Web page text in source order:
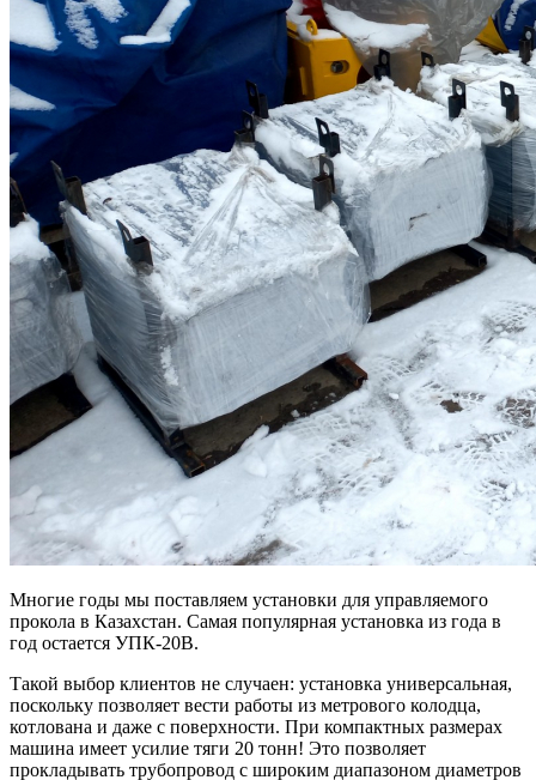
Многие годы мы поставляем установки для управляемого
прокола в Казахстан. Самая популярная установка из года в
год остается УПК-20В.
Такой выбор клиентов не случаен: установка универсальная,
поскольку позволяет вести работы из метрового колодца,
котлована и даже с поверхности. При компактных размерах
машина имеет усилие тяги 20 тонн! Это позволяет
прокладывать трубопровод с широким диапазоном диаметров